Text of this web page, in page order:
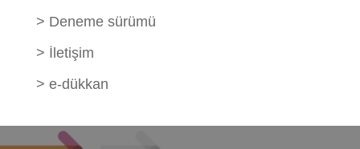
> Deneme sürümü
> İletişim
> e-dükkan